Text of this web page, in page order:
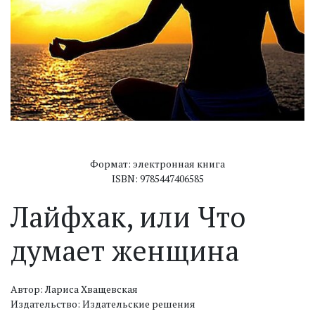
Формат: электронная книга
ISBN: 9785447406585
Лайфхак, или Что
думает женщина
Автор: Лариса Хващевская
Издательство: Издательские решения